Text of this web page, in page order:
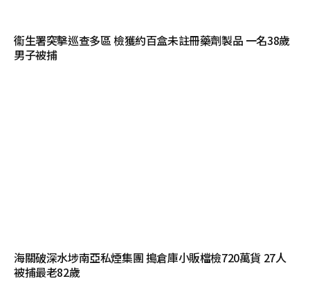
衞生署突擊巡查多區 檢獲約百盒未註冊藥劑製品 一名38歲
男子被捕
海關破深水埗南亞私煙集團 搗倉庫小販檔檢720萬貨 27人
被捕最老82歲